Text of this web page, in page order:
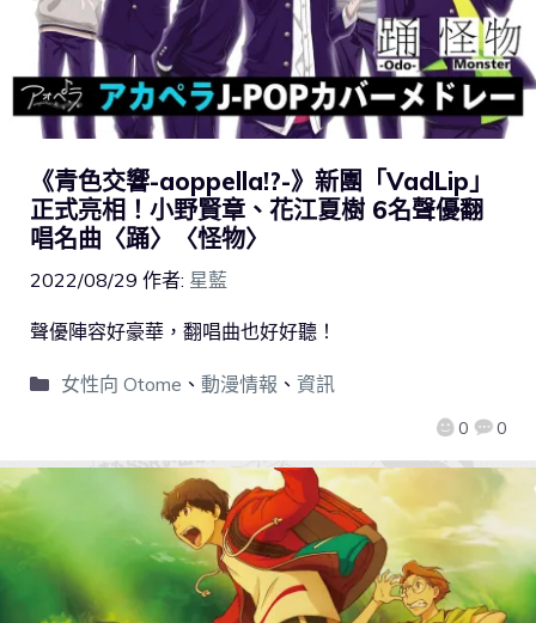
《青色交響-aoppella!?-》新團「VadLip」
正式亮相！小野賢章、花江夏樹 6名聲優翻
唱名曲〈踊〉〈怪物〉
2022/08/29 作者: 星藍
0 0
聲優陣容好豪華，翻唱曲也好好聽！
女性向 Otome 、 動漫情報 、 資訊